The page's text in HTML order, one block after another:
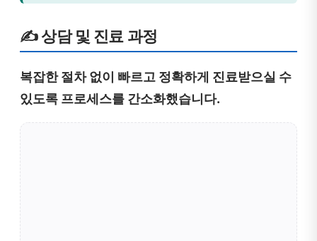
✍️ 상담 및 진료 과정
복잡한 절차 없이 빠르고 정확하게 진료받으실 수
있도록 프로세스를 간소화했습니다.